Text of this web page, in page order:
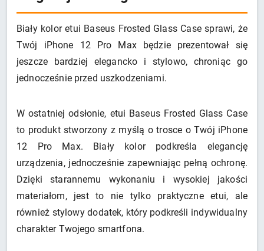
Biały kolor etui Baseus Frosted Glass Case sprawi, że
Twój iPhone 12 Pro Max będzie prezentował się
jeszcze bardziej elegancko i stylowo, chroniąc go
jednocześnie przed uszkodzeniami.
W ostatniej odsłonie, etui Baseus Frosted Glass Case
to produkt stworzony z myślą o trosce o Twój iPhone
12 Pro Max. Biały kolor podkreśla elegancję
urządzenia, jednocześnie zapewniając pełną ochronę.
Dzięki starannemu wykonaniu i wysokiej jakości
materiałom, jest to nie tylko praktyczne etui, ale
również stylowy dodatek, który podkreśli indywidualny
charakter Twojego smartfona.